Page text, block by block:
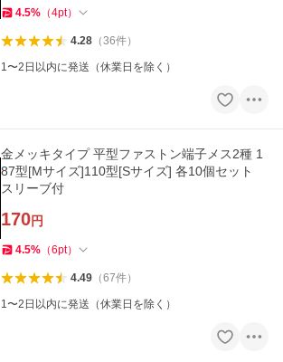
4.5% （4pt）
4.28（36件）
1〜2日以内に発送（休業日を除く）
金メッキタイプ 平型ファストン端子メス2種 1
87型[Mサイズ]110型[Sサイズ] 各10個セット
スリーブ付
170円
4.5% （6pt）
4.49（67件）
1〜2日以内に発送（休業日を除く）